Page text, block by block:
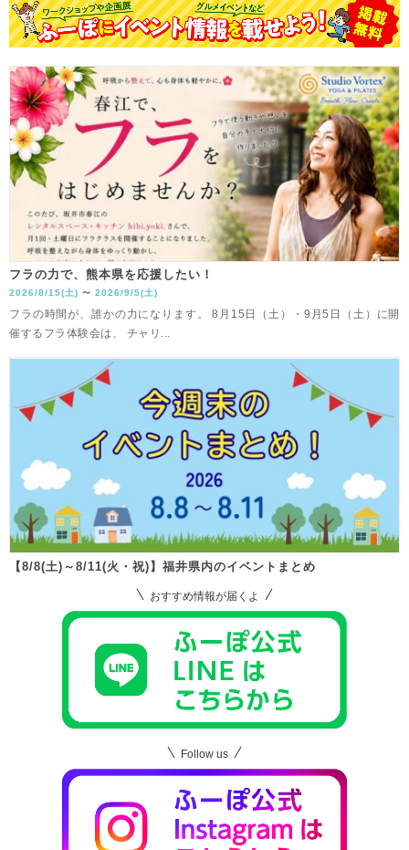
フラの力で、熊本県を応援したい！
2026/8/15(土) 〜 2026/9/5(土)
フラの時間が、誰かの力になります。 8月15日（土）・9月5日（土）に開
催するフラ体験会は、 チャリ...
【8/8(土)～8/11(火・祝)】福井県内のイベントまとめ
おすすめ情報が届くよ
Follow us